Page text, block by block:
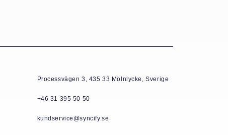
Processvägen 3, 435 33 Mölnlycke, Sverige
+46 31 395 50 50
kundservice@syncify.se